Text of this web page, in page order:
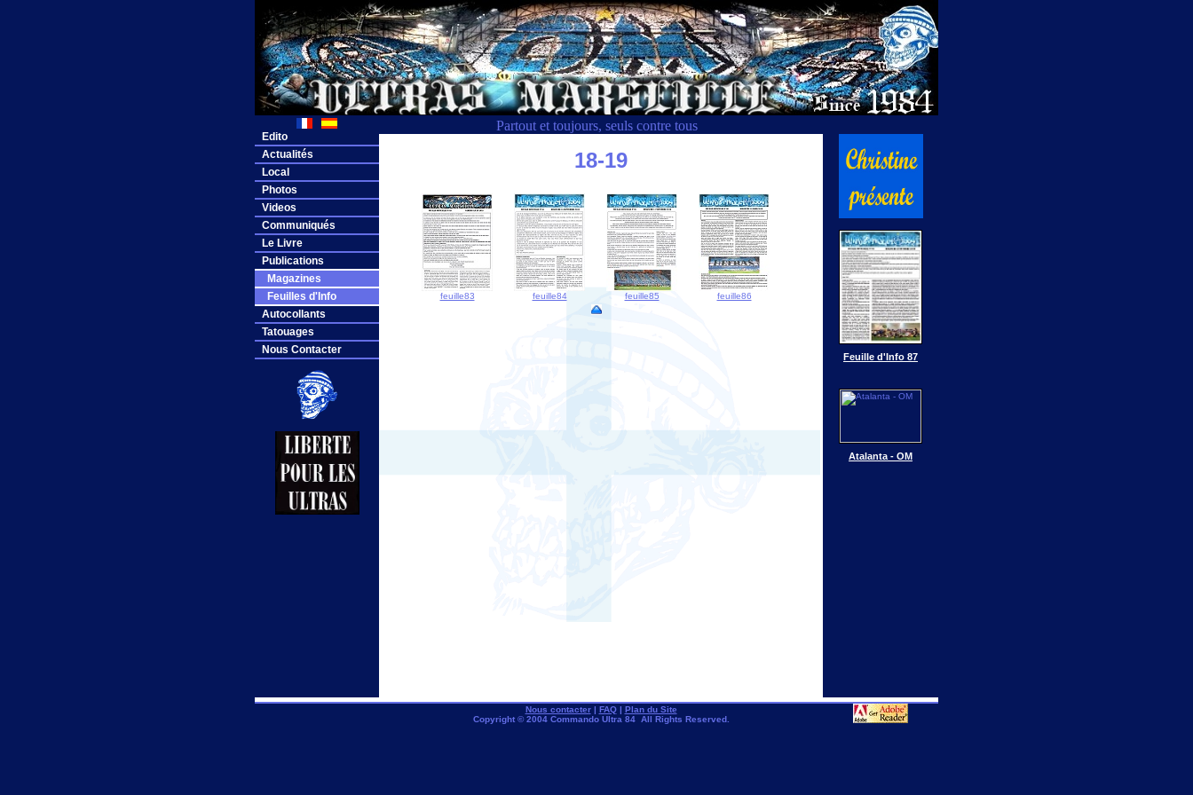
Partout et toujours, seuls contre tous
Edito
Actualités
Local
Photos
Videos
Communiqués
Le Livre
Publications
Magazines
Feuilles d'Info
Autocollants
Tatouages
Nous Contacter
18-19
feuille83 feuille84 feuille85 feuille86
Feuille d'Info 87
Atalanta - OM
Nous contacter| FAQ| Plan du Site
Copyright © 2004 Commando Ultra 84 All Rights Reserved.